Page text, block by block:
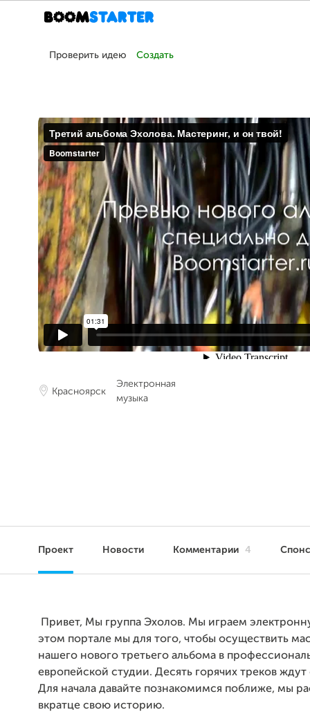
Проверить идею Создать
Красноярск
Электронная
музыка
Проект Новости Комментарии 4
Привет, Мы группа Эхолов. Мы играем
этом портале мы для того, чтобы осуществить
нашего нового третьего альбома в
европейской студии. Десять горячих треков ждут
Для начала давайте познакомимся поближе, мы
вкратце свою историю.